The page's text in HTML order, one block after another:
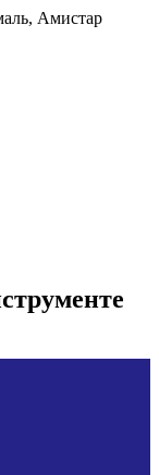
Амистар